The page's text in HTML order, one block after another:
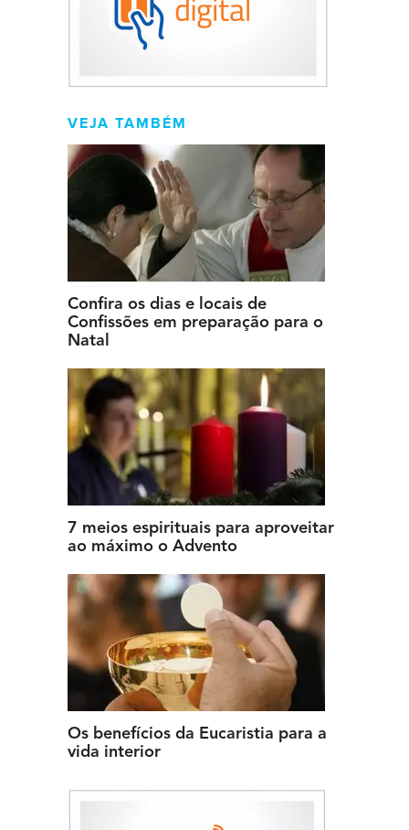
VEJA TAMBÉM
Confira os dias e locais de
Confissões em preparação para o
Natal
7 meios espirituais para aproveitar
ao máximo o Advento
Os benefícios da Eucaristia para a
vida interior